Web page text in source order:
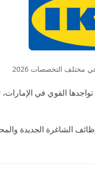
القوي في
الشاغرة الجديدة